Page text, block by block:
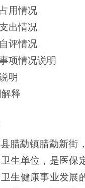
用情况
出情况
评情况
项情况说明
明
释
腊勐镇腊勐新街
生单位，是医保
生健康事业发展